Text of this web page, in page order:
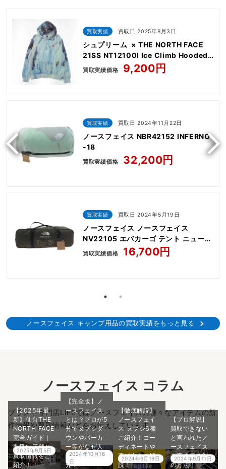
買取実績 買取日 2025年8月3日
シュプリーム × THE NORTH FACE
21SS NT12100I Ice Climb Hooded
Sweatshirt
買取実績価格 9,200円
買取実績 買取日 2024年11月22日
ノースフェイス NBR42152 INFERNO
-18
買取実績価格 32,200円
買取実績 買取日 2024年5月19日
ノースフェイス ノースフェイス
NV22105 エバカーゴ テント ニュート
ープグリーン
買取実績価格 16,700円
ノースフェイス キャンプ用品の買取実績をもっと見る
ノースフェイス コラム
ブランド専門店LIFEではノースフェイスの様々なアイテムの新
作情報や買取情報などをお伝えしています。
【2025年最
新】仙台THE
NORTH FACE
完全ガイド｜
取扱い店舗と
買取情報をご
紹介！
2025年9月5日
【完全版】ノ
ースフェイス
とは？プロが5
分でヌプシダ
ウンやパーカ
ー等がなぜ人
気なのかご紹
介！
2024年10月16
日
【徹底解説】
ノースフェイ
ス ヌプシ6種
ご紹介！コー
ディネートや
選び方もご解
説！
2024年9月19日
【プロ解説】
買取できない
と言われたノ
ースフェイス
を高く売る2つ
の方法！
2024年9月11日